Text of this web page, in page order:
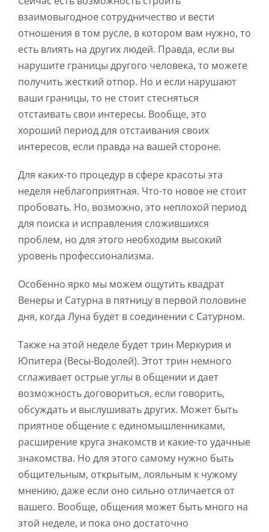
взаимовыгодное сотрудничество и вести
отношения в том русле, в котором вам нужно, то
есть влиять на других людей. Правда, если вы
нарушите границы другого человека, то можете
получить жесткий отпор. Но и если нарушают
ваши границы, то не стоит стесняться
отстаивать свои интересы. Вообще, это
хороший период для отстаивания своих
интересов, если правда на вашей стороне.
Для каких-то процедур в сфере красоты эта
неделя неблагоприятная. Что-то новое не стоит
пробовать. Но, возможно, это неплохой период
для поиска и исправления сложившихся
проблем, но для этого необходим высокий
уровень профессионализма.
Особенно ярко мы можем ощутить квадрат
Венеры и Сатурна в пятницу в первой половине
дня, когда Луна будет в соединении с Сатурном.
Также на этой неделе будет трин Меркурия и
Юпитера (Весы-Водолей). Этот трин немного
сглаживает острые углы в общении и дает
возможность договориться, если говорить,
обсуждать и выслушивать других. Может быть
приятное общение с единомышленниками,
расширение круга знакомств и какие-то удачные
знакомства. Но для этого самому нужно быть
общительным, открытым, лояльным к чужому
мнению, даже если оно сильно отличается от
вашего. Вообще, общения может быть много на
этой неделе, и пока оно достаточно